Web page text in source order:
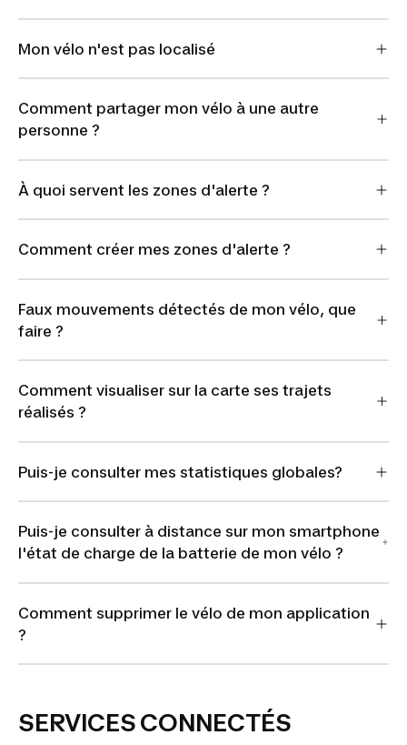
Mon vélo n'est pas localisé
Comment partager mon vélo à une autre
personne ?
À quoi servent les zones d'alerte ?
Comment créer mes zones d'alerte ?
Faux mouvements détectés de mon vélo, que
faire ?
Comment visualiser sur la carte ses trajets
réalisés ?
Puis-je consulter mes statistiques globales?
Puis-je consulter à distance sur mon smartphone
l'état de charge de la batterie de mon vélo ?
Comment supprimer le vélo de mon application
?
SERVICES CONNECTÉS